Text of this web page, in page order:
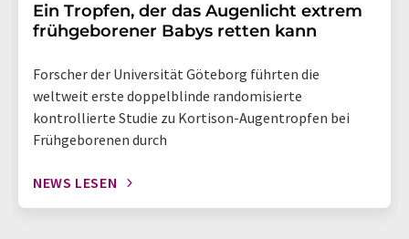
Ein Tropfen, der das Augenlicht extrem
frühgeborener Babys retten kann
Forscher der Universität Göteborg führten die
weltweit erste doppelblinde randomisierte
kontrollierte Studie zu Kortison-Augentropfen bei
Frühgeborenen durch
NEWS LESEN